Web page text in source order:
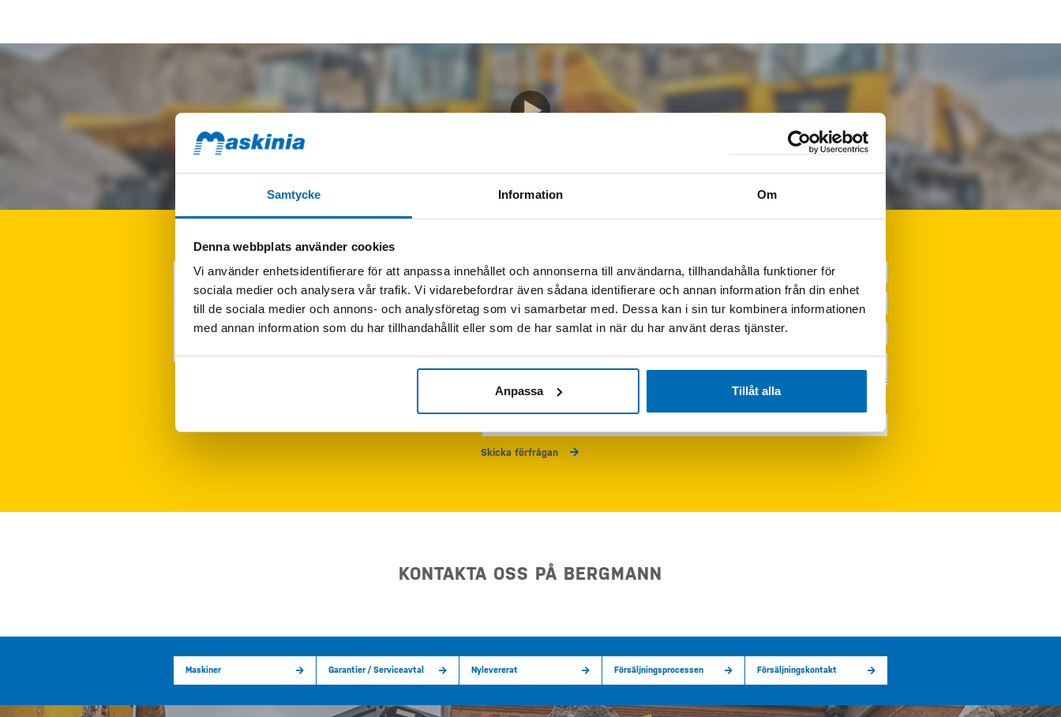
Samtycke Information Om
Denna webbplats använder cookies
Vi använder enhetsidentifierare för att anpassa innehållet och annonserna till användarna, tillhandahålla funktioner för
sociala medier och analysera vår trafik. Vi vidarebefordrar även sådana identifierare och annan information från din enhet
till de sociala medier och annons- och analysföretag som vi samarbetar med. Dessa kan i sin tur kombinera informationen
med annan information som du har tillhandahållit eller som de har samlat in när du har använt deras tjänster.
Anpassa Tillåt alla
om BERGMANN C828s.
Skriv följande siffror i fältet (29469)
Skicka förfrågan
KONTAKTA OSS PÅ BERGMANN
Maskiner Garantier / Serviceavtal Nylevererat Försäljningsprocessen Försäljningskontakt